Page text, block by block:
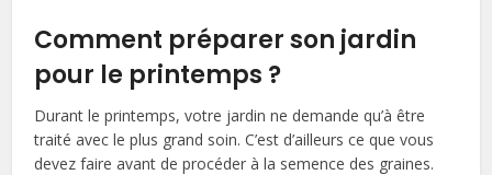
Comment préparer son jardin
pour le printemps ?
Durant le printemps, votre jardin ne demande qu’à être
traité avec le plus grand soin. C’est d’ailleurs ce que vous
devez faire avant de procéder à la semence des graines.